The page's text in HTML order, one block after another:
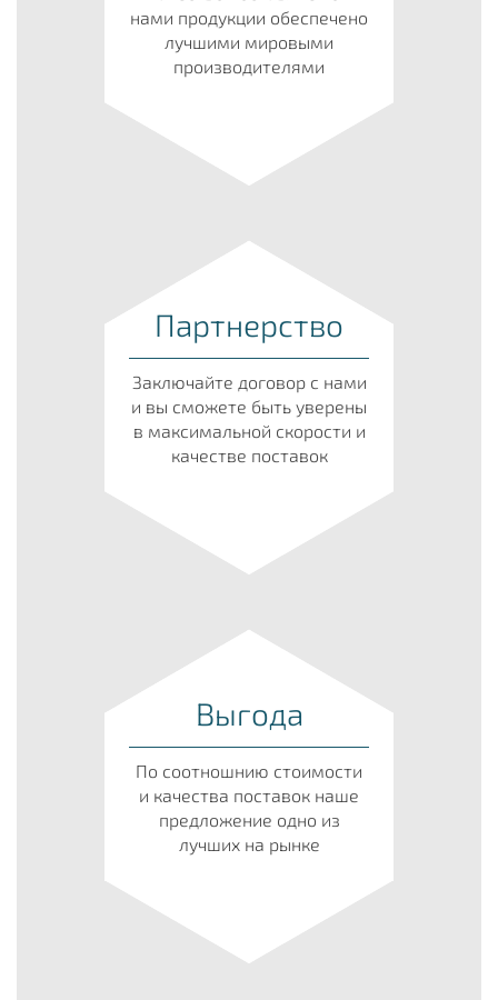
нами продукции обеспечено
лучшими мировыми
производителями
Партнерство
Заключайте договор с нами
и вы сможете быть уверены
в максимальной скорости и
качестве поставок
Выгода
По соотношнию стоимости
и качества поставок наше
предложение одно из
лучших на рынке